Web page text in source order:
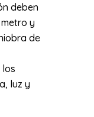
deben
y
de
los
luz y